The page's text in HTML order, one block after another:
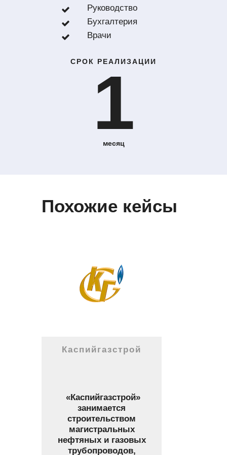
Руководство
Бухгалтерия
Врачи
СРОК РЕАЛИЗАЦИИ
1
месяц
Похожие кейсы
Каспийгазстрой
«Каспийгазстрой»
занимается
строительством
магистральных
нефтяных и газовых
трубопроводов,